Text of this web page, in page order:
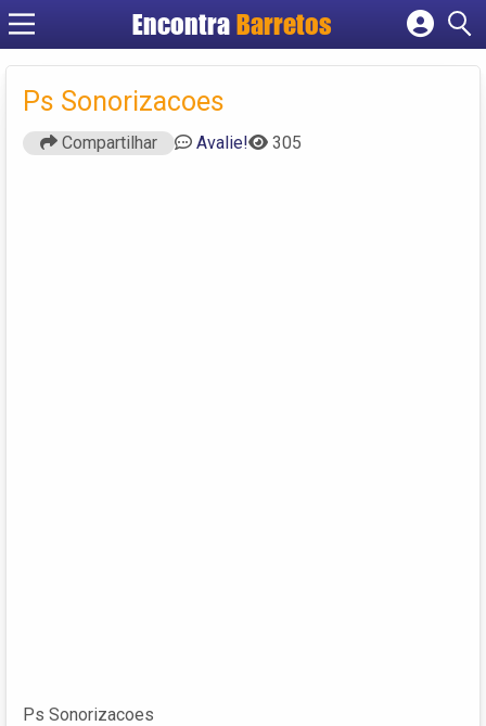
Encontra Barretos
Cadastrar empresa
Criar conta
Ps Sonorizacoes
Compartilhar Avalie! 305
Ps Sonorizacoes